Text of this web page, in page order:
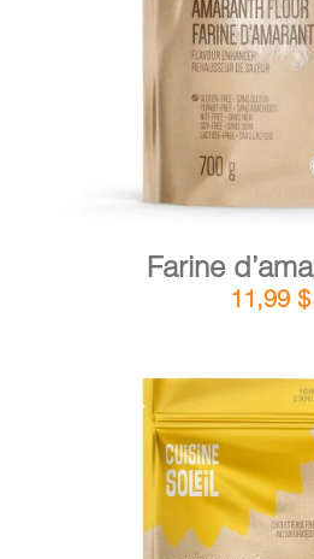
AJOUTER AU PANIER /
Farine
11,99 $